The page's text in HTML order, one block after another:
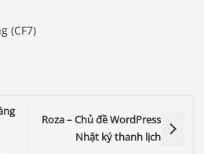
(CF7)
Roza – Chủ đề WordPress
Nhật ký thanh lịch